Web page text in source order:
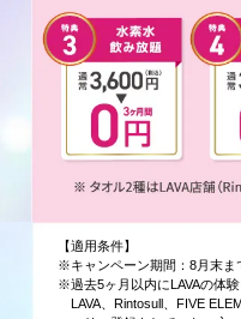
【適用条件】
※キャンペーン期間：8月末ま
※過去5ヶ月以内にLAVAの体
LAVA、Rintosull、FIVE